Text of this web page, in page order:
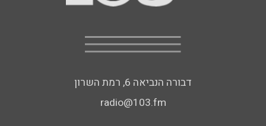
דבורה הנביאה 6, רמת השרון
radio@103.fm